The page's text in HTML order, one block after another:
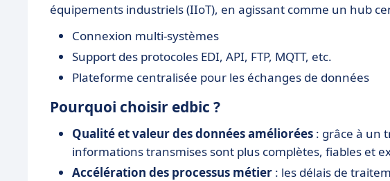
équipements industriels (IIoT), en agissant comme un hub
Connexion multi-systèmes
Support des protocoles EDI, API, FTP, MQTT, etc.
Plateforme centralisée pour les échanges de données
Pourquoi choisir edbic ?
Qualité et valeur des données améliorées : grâce à un
informations transmises sont plus complètes, fiables et
Accélération des processus métier : les délais de